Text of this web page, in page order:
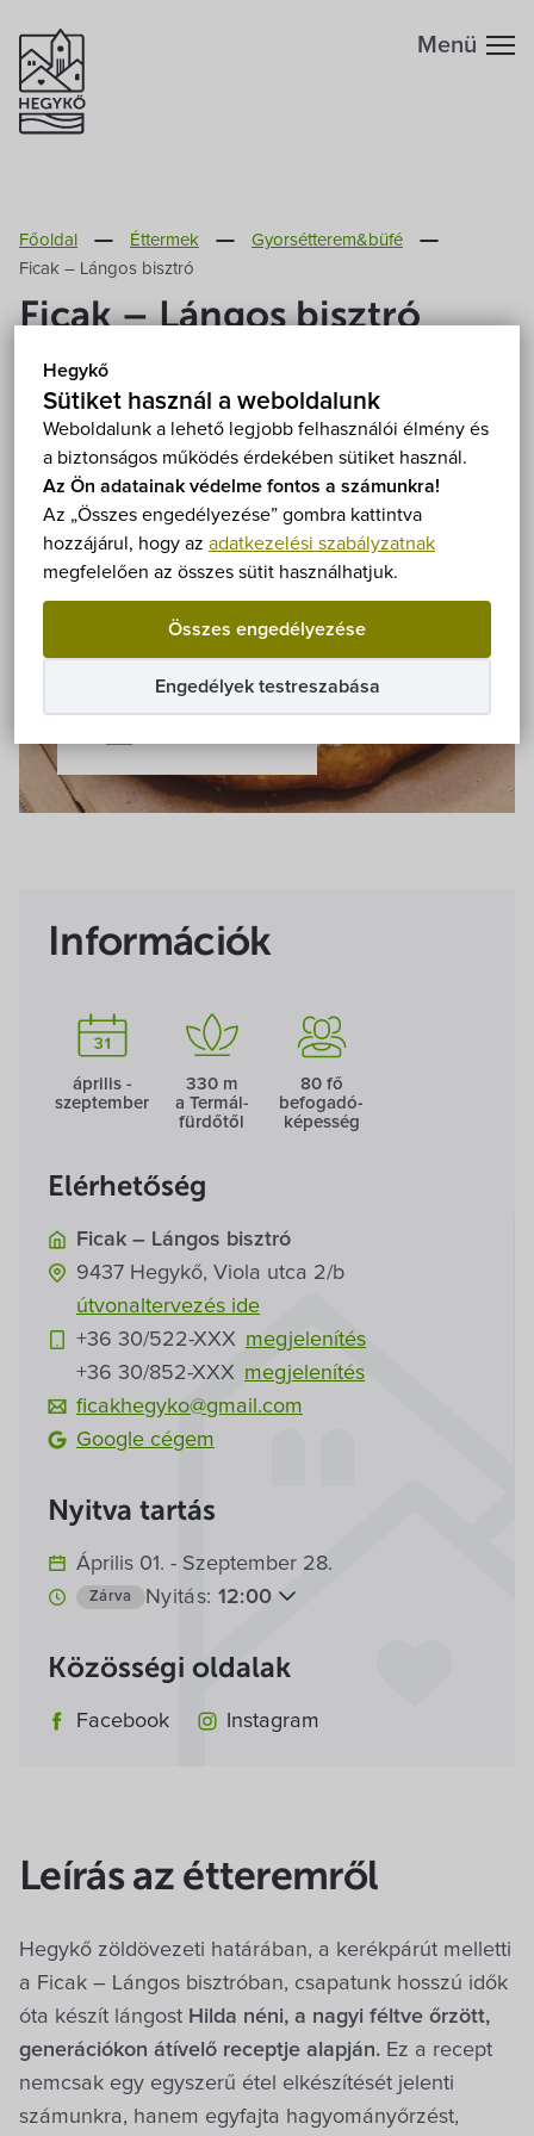
Hegykő
Sütiket használ a weboldalunk
Weboldalunk a lehető legjobb felhasználói élmény és
a biztonságos működés érdekében sütiket használ.
Az Ön adatainak védelme fontos a számunkra!
Az „Összes engedélyezése” gombra kattintva
hozzájárul, hogy az adatkezelési szabályzatnak
megfelelően az összes sütit használhatjuk.
Összes engedélyezése
Engedélyek testreszabása
Megközelítés
Fontos telefonszámok
Földrajzi adottság
Éghajlat
Hegykő történelme
Szabadidő
Éttermek
Programok
Önkormányzat
Hírek
Képviselő-testület
Közoktatási Intézmények
Egyesületek, alapítványok
Villa Igku Kft.
Dokumentumok
Menü
Főoldal Éttermek
Gyorsétterem&büfé
Ficak – Lángos bisztró
Ficak – Lángos bisztró
9437 Hegykő, Viola utca 2/b
Leírás az étteremről
Hegykő zöldövezeti határában, a kerékpárút melletti
a Ficak – Lángos bisztróban, csapatunk hosszú idők
óta készít lángost Hilda néni, a nagyi féltve őrzött,
generációkon átívelő receptje alapján. Ez a recept
nemcsak egy egyszerű étel elkészítését jelenti
számunkra, hanem egyfajta hagyományőrzést,
Információk
április -
szeptember
330 m
a Termál­
fürdőtől
80 fő
befogadó­
képesség
Elérhetőség
Ficak – Lángos bisztró
9437 Hegykő, Viola utca 2/b
útvonaltervezés ide
+36 30/522-XXX megjelenítés
+36 30/852-XXX megjelenítés
ficakhegyko@gmail.com
Google cégem
Nyitva tartás
Április 01. - Szeptember 28.
Zárva Nyitás: 12:00
péntek
12:00-20:00
vasárnap
12:00-20:00
Közösségi oldalak
Facebook Instagram